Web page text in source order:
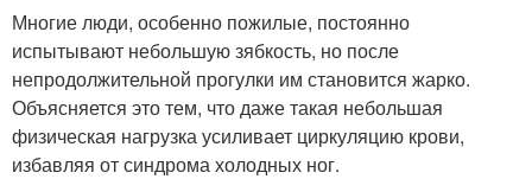
Многие люди, особенно пожилые, постоянно
испытывают небольшую зябкость, но после
непродолжительной прогулки им становится жарко.
Объясняется это тем, что даже такая небольшая
физическая нагрузка усиливает циркуляцию крови,
избавляя от синдрома холодных ног.